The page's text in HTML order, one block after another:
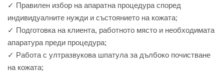
✓ Правилен избор на апаратна процедура според
индивидуалните нужди и състоянието на кожата;
✓ Подготовка на клиента, работното място и необходимата
апаратура преди процедура;
✓ Работа с ултразвукова шпатула за дълбоко почистване
на кожата;